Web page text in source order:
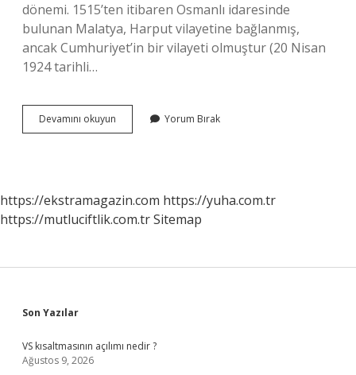
dönemi. 1515’ten itibaren Osmanlı idaresinde
bulunan Malatya, Harput vilayetine bağlanmış,
ancak Cumhuriyet’in bir vilayeti olmuştur (20 Nisan
1924 tarihli…
Devamını okuyun
Yaygın
Yorum Bırak
https://ekstramagazin.com https://yuha.com.tr
https://mutluciftlik.com.trSitemap
Sidebar
Son Yazılar
VS kısaltmasının açılımı nedir ?
Ağustos 9, 2026